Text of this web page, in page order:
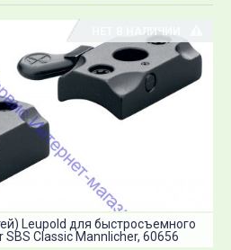
НЕТ В НАЛИЧИИ
Leupold для быстросъемного
Classic Mannlicher, 60656